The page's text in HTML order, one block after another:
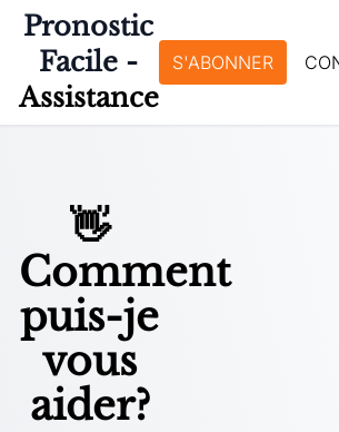
Pronostic
Facile -
Assistance
S'ABONNER
👋
Comment
puis-je
vous
aider?